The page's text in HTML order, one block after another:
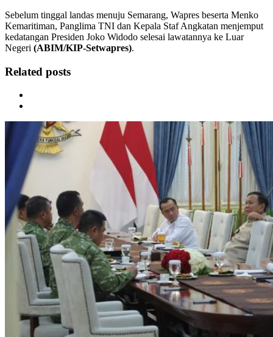
Sebelum tinggal landas menuju Semarang, Wapres beserta Menko
Kemaritiman, Panglima TNI dan Kepala Staf Angkatan menjemput
kedatangan Presiden Joko Widodo selesai lawatannya ke Luar
Negeri (ABIM/KIP-Setwapres).
Related posts